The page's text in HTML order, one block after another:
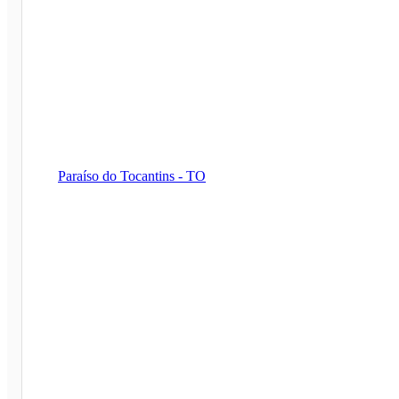
Paraíso do Tocantins - TO